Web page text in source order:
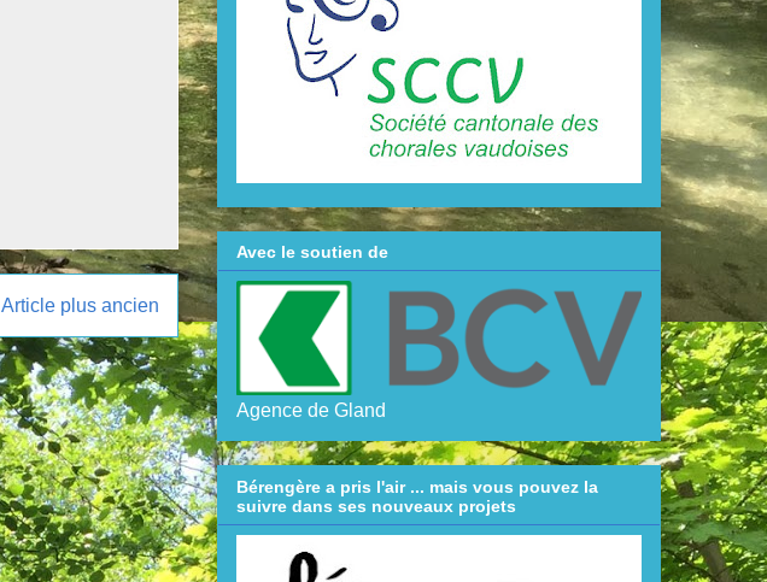
Article plus ancien
Avec le soutien de
Agence de Gland
Bérengère a pris l'air ... mais vous pouvez la
suivre dans ses nouveaux projets